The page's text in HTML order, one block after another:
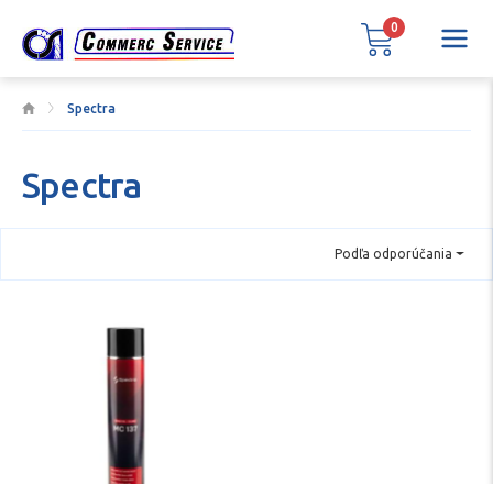
Spectra
Spectra
Podľa odporúčania
0